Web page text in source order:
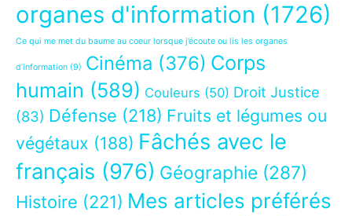
organes d'information (1726)
Ce qui me met du baume au coeur lorsque j’écoute ou lis les organes
d’information (9) Cinéma (376) Corps
humain (589) Couleurs (50) Droit Justice
(83) Défense (218) Fruits et légumes ou
végétaux (188) Fâchés avec le
français (976) Géographie (287)
Histoire (221) Mes articles préférés